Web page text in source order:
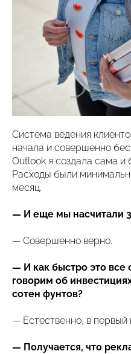
Система ведения
начала и совершенно
Outlook я создала сама и
Расходы были
месяц.
— И еще мы насчитали
— Совершенно верно.
— И как быстро это все
говорим об
сотен фунтов?
— Естественно, в первый
— Получается, что